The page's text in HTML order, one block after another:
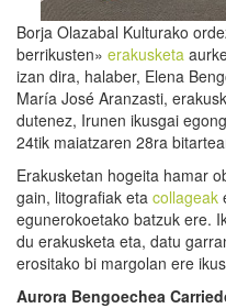
Borja Olazabal Kulturako
berrikusten» erakusketa
izan dira, halaber, Elena
María José Aranzasti,
dutenez, Irunen ikusgai
24tik maiatzaren 28ra
Erakusketan hogeita hamar
gain, litografiak eta collageak
egunerokoetako batzuk ere.
du erakusketa eta, datu
erositako bi margolan ere
Aurora Bengoechea